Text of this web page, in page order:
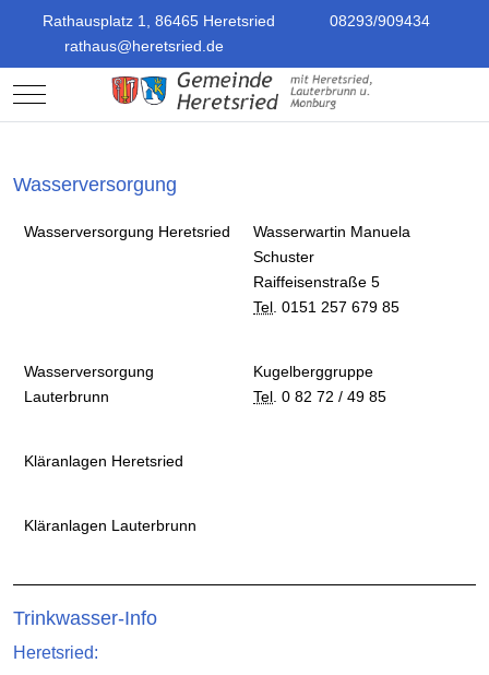
Rathausplatz 1, 86465 Heretsried
08293/909434
rathaus@heretsried.de
Mobile Menu Toggle
Wasserversorgung
Wasserversorgung Heretsried
Wasserwartin Manuela
Schuster
Raiffeisenstraße 5
Tel. 0151 257 679 85
Wasserversorgung
Lauterbrunn
Kugelberggruppe
Tel. 0 82 72 / 49 85
Kläranlagen Heretsried
Kläranlagen Lauterbrunn
Trinkwasser-Info
Heretsried: